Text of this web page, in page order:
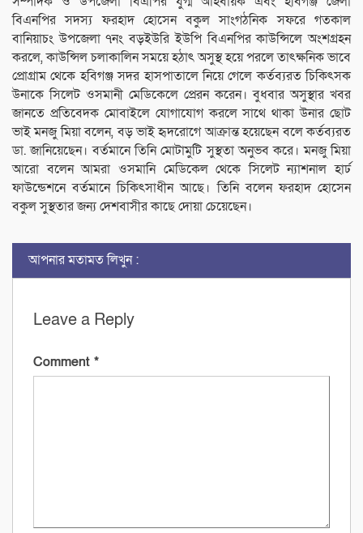
বিএনপির সদস্য ফরহাদ হোসেন বকুল সাংগঠনিক সফরে গতকাল
বানিয়াচং উপজেলা ৭নং বড়ইউরি ইউপি বিএনপির কাউন্সিলে অংশগ্রহন
করলে, কাউন্সিল চলাকালিন সময়ে হঠাৎ অসুস্থ হয়ে পরলে তাৎক্ষনিক ভাবে
প্রোগ্রাম থেকে হবিগঞ্জ সদর হাসপাতালে নিয়ে গেলে কর্তব্যরত চিকিৎসক
উনাকে সিলেট ওসমানী মেডিকেলে প্রেরন করেন। বুধবার অসুস্থার খবর
জানতে প্রতিবেদক মোবাইলে যোগাযোগ করলে সাথে থাকা উনার ছোট
ভাই মনজু মিয়া বলেন, বড় ভাই হৃদরোগে আক্রান্ত হয়েছেন বলে কর্তব্যরত
ডা. জানিয়েছেন। বর্তমানে তিনি মোটামুটি সুস্থতা অনুভব করে। মনজু মিয়া
আরো বলেন আমরা ওসমানি মেডিকেল থেকে সিলেট ন্যাশনাল হার্ঢ
ফাউন্ডেশনে বর্তমানে চিকিৎসাধীন আছে। তিনি বলেন ফরহাদ হোসেন
বকুল সুস্থতার জন্য দেশবাসীর কাছে দোয়া চেয়েছেন।
আপনার মতামত লিখুন :
Leave a Reply
Comment *